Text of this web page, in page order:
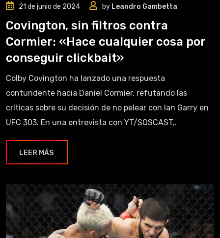
21 de junio de 2024 by Leandro Gambetta
Covington, sin filtros contra
Cormier: «Hace cualquier cosa por
conseguir clickbait»
Colby Covington ha lanzado una respuesta
contundente hacia Daniel Cormier, refutando las
críticas sobre su decisión de no pelear con Ian Garry en
UFC 303. En una entrevista con YT/SOSCAST,.
LEER MÁS